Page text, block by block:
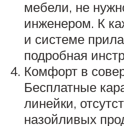
мебели, не
инженером. К
и системе
подробная
Комфорт в
Бесплатные
линейки,
назойливых